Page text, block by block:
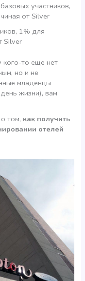
участников,
от Silver
1% для
Silver
кого-то еще нет
но и не
младенцы
жизни), вам
том, как получить
отелей